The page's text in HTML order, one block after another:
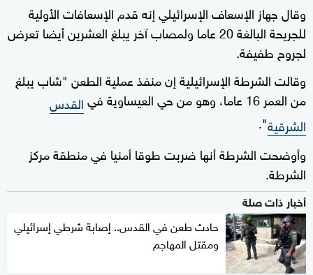
وقال جهاز الإسعاف الإسرائيلي إنه قدم الإسعافات الأولية
للجريحة البالغة 20 عاما ولمصاب آخر يبلغ العشرين أيضا تعرض
لجروح طفيفة.
وقالت الشرطة الإسرائيلية إن منفذ عملية الطعن "شاب يبلغ
من العمر 16 عاما، وهو من حي العيساوية في
القدس
الشرقية".
وأوضحت الشرطة أنها ضربت طوقا أمنيا في منطقة مركز
الشرطة.
أخبار ذات صلة
حادث طعن في القدس.. إصابة شرطي إسرائيلي
ومقتل المهاجم